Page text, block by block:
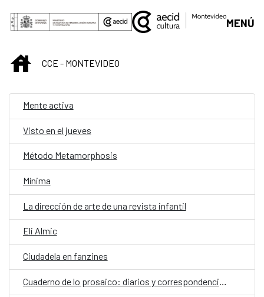
Saltar al contenido principal
MENÚ
INICIOCCE - MONTEVIDEO
Mente activa
Visto en el jueves
Método Metamorphosis
Mínima
La dirección de arte de una revista infantil
Eli Almic
Ciudadela en fanzines